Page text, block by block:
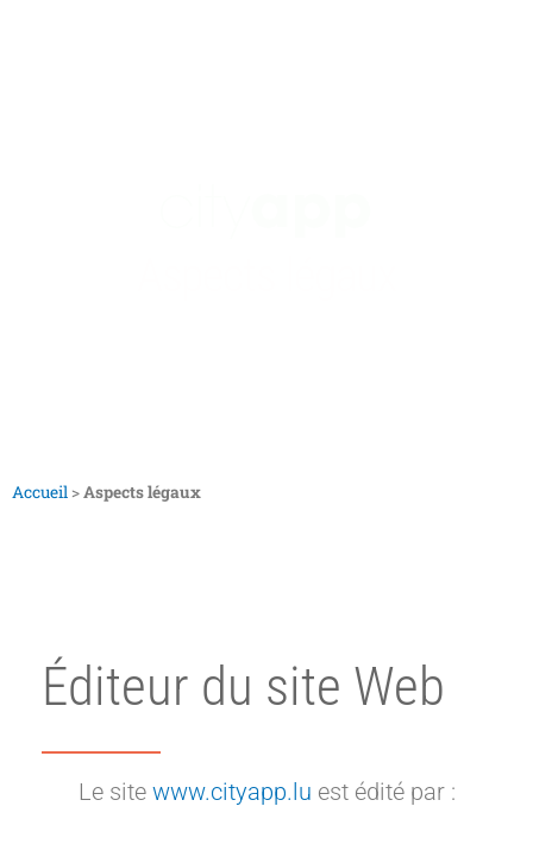
Accueil >Aspects légaux
Éditeur du site Web
Le site www.cityapp.lu est édité par :